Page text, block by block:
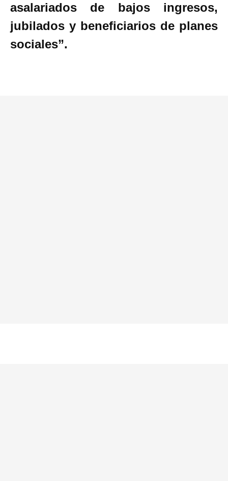
asalariados de bajos ingresos,
jubilados y beneficiarios de planes
sociales”.